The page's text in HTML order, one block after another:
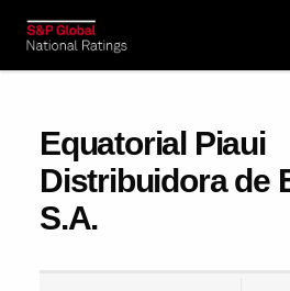
Equatorial Piaui
Distribuidora de
S.A.